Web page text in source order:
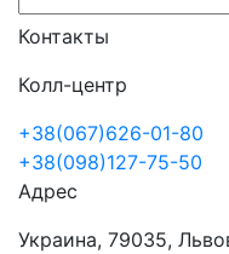
Контакты
Колл-центр
+38(067)626-01-80
+38(098)127-75-50
Адрес
Украина, 79035,